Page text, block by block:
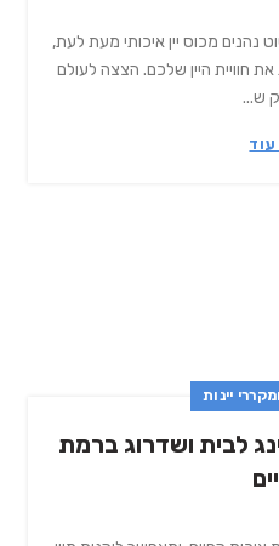
נהנים מכוס יין איכותי מעת לעת,
חוויית היין שלכם. הצצה לעולם
ש...
יינות
לבית ושדרוג ברמת